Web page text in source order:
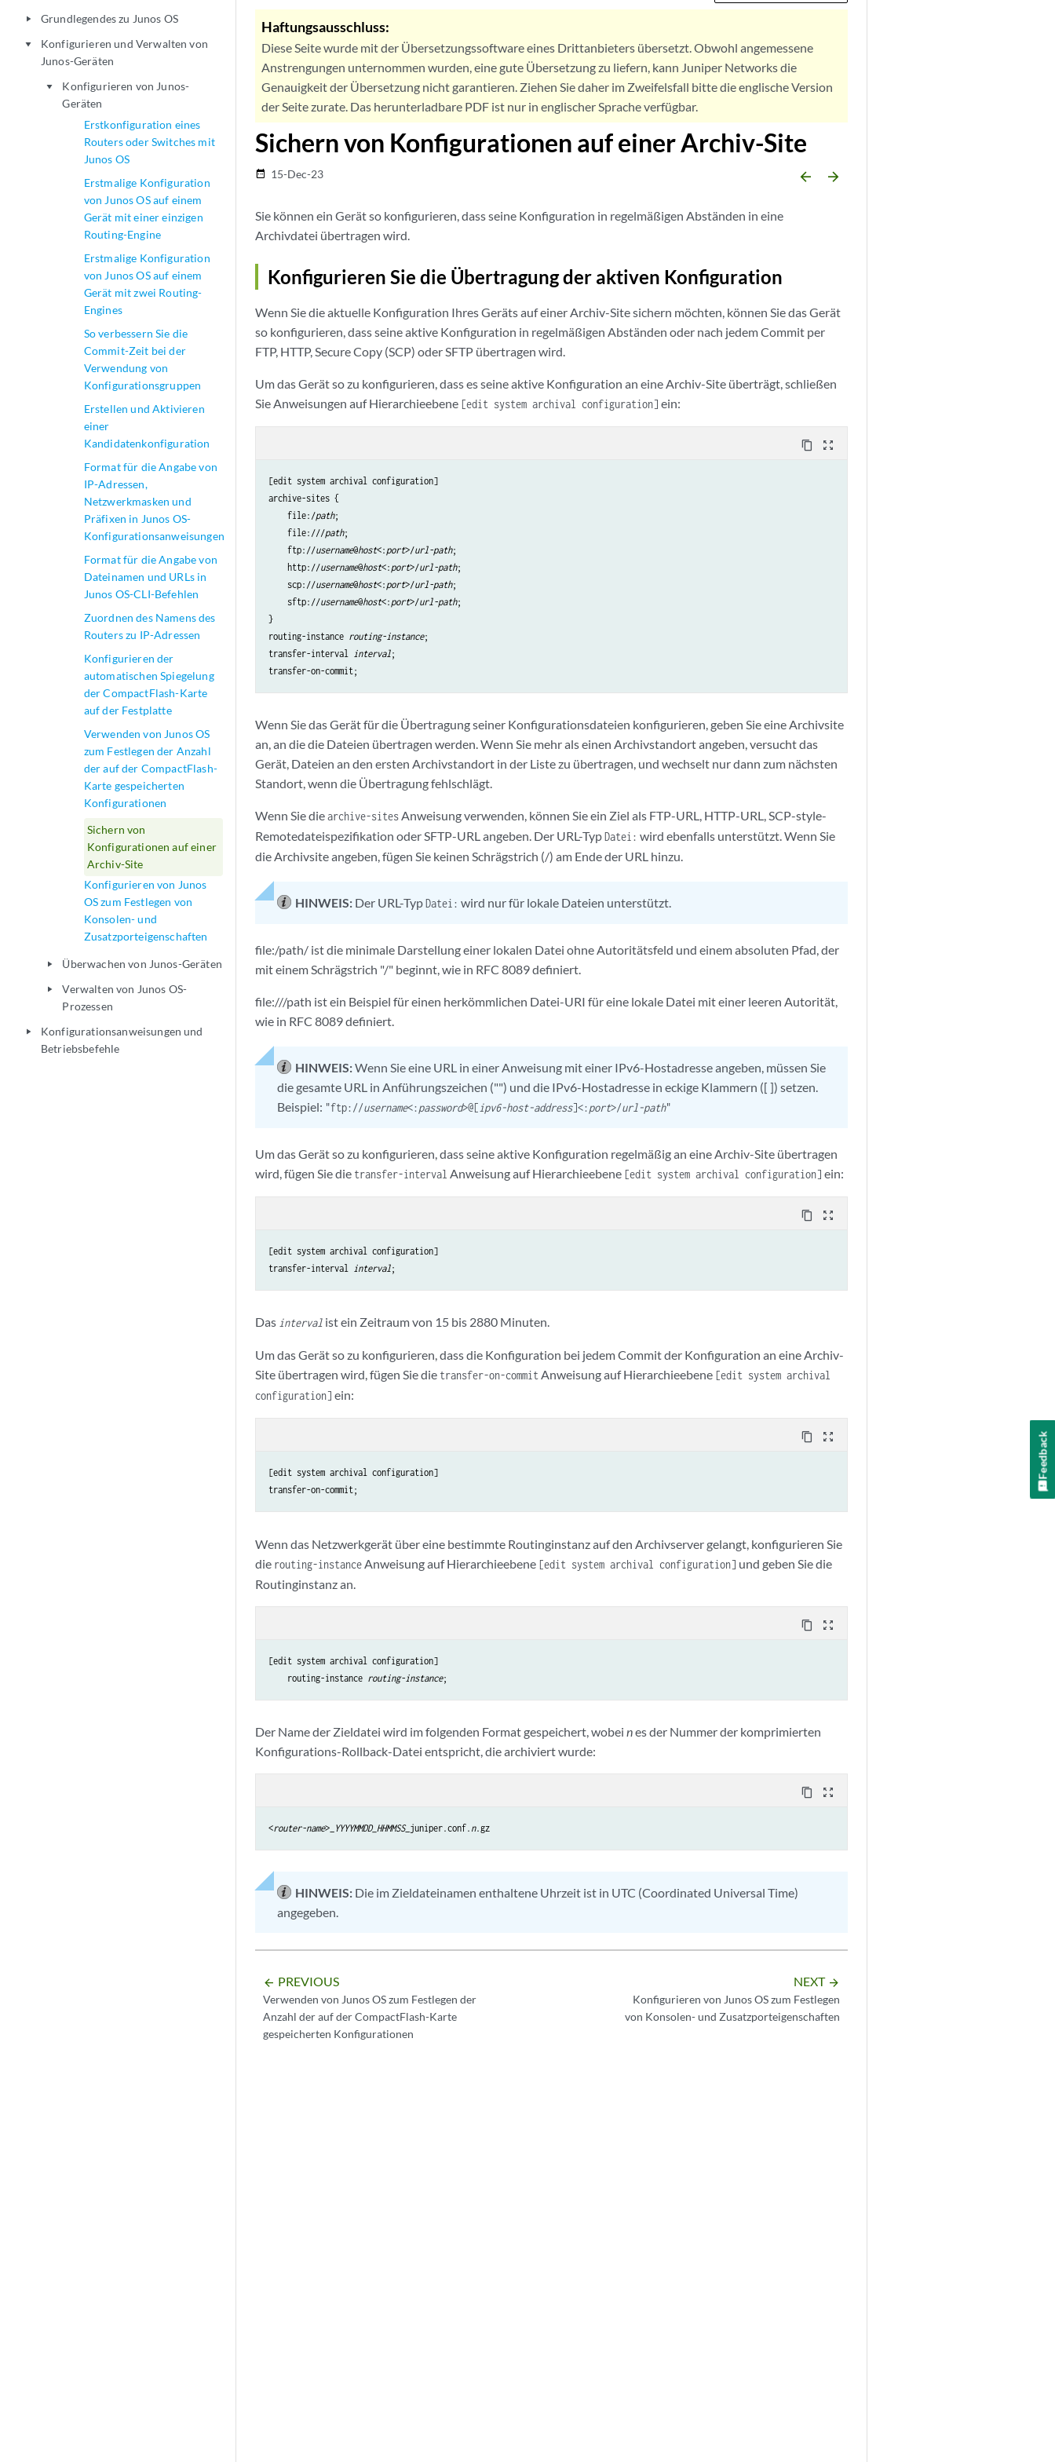
play_arrow Grundlegendes zu Junos OS
play_arrow
Konfigurieren und Verwalten von
Junos-Geräten
play_arrow
Konfigurieren von Junos-
Geräten
Erstkonfiguration eines
Routers oder Switches mit
Junos OS
Erstmalige Konfiguration
von Junos OS auf einem
Gerät mit einer einzigen
Routing-Engine
Erstmalige Konfiguration
von Junos OS auf einem
Gerät mit zwei Routing-
Engines
So verbessern Sie die
Commit-Zeit bei der
Verwendung von
Konfigurationsgruppen
Erstellen und Aktivieren
einer
Kandidatenkonfiguration
Format für die Angabe von
IP-Adressen,
Netzwerkmasken und
Präfixen in Junos OS-
Konfigurationsanweisungen
Format für die Angabe von
Dateinamen und URLs in
Junos OS-CLI-Befehlen
Zuordnen des Namens des
Routers zu IP-Adressen
Konfigurieren der
automatischen Spiegelung
der CompactFlash-Karte
auf der Festplatte
Verwenden von Junos OS
zum Festlegen der Anzahl
der auf der CompactFlash-
Karte gespeicherten
Konfigurationen
Sichern von
Konfigurationen auf einer
Archiv-Site
Konfigurieren von Junos
OS zum Festlegen von
Konsolen- und
Zusatzporteigenschaften
play_arrow Überwachen von Junos-Geräten
play_arrow
Verwalten von Junos OS-
Prozessen
play_arrow
Konfigurationsanweisungen und
Betriebsbefehle
Haftungsausschluss:
Diese Seite wurde mit der Übersetzungssoftware eines Drittanbieters übersetzt. Obwohl angemessene
Anstrengungen unternommen wurden, eine gute Übersetzung zu liefern, kann Juniper Networks die
Genauigkeit der Übersetzung nicht garantieren. Ziehen Sie daher im Zweifelsfall bitte die englische Version
der Seite zurate. Das herunterladbare PDF ist nur in englischer Sprache verfügbar.
Sichern von Konfigurationen auf einer Archiv-Site
date_range 15-Dec-23 arrow_backward arrow_forward
Sie können ein Gerät so konfigurieren, dass seine Konfiguration in regelmäßigen Abständen in eine
Archivdatei übertragen wird.
Konfigurieren Sie die Übertragung der aktiven Konfiguration
Wenn Sie die aktuelle Konfiguration Ihres Geräts auf einer Archiv-Site sichern möchten, können Sie das Gerät
so konfigurieren, dass seine aktive Konfiguration in regelmäßigen Abständen oder nach jedem Commit per
FTP, HTTP, Secure Copy (SCP) oder SFTP übertragen wird.
Um das Gerät so zu konfigurieren, dass es seine aktive Konfiguration an eine Archiv-Site überträgt, schließen
Sie Anweisungen auf Hierarchieebene [edit system archival configuration] ein:
content_copy zoom_out_map
[edit system archival configuration]
archive-sites {
    file:/
path;
    file:///
path;
    ftp://
username@host<:port>/url-path;
    http://
username@host<:port>/url-path;
    scp://
username@host<:port>/url-path;
    sftp://
username@host<:port>/url-path;
}
routing-instance routing-instance;
transfer-interval interval;
Wenn Sie das Gerät für die Übertragung seiner Konfigurationsdateien konfigurieren, geben Sie eine Archivsite
an, an die die Dateien übertragen werden. Wenn Sie mehr als einen Archivstandort angeben, versucht das
Gerät, Dateien an den ersten Archivstandort in der Liste zu übertragen, und wechselt nur dann zum nächsten
Standort, wenn die Übertragung fehlschlägt.
Wenn Sie diearchive-sitesAnweisung verwenden, können Sie ein Ziel als FTP-URL, HTTP-URL, SCP-style-
Remotedateispezifikation oder SFTP-URL angeben. Der URL-TypDatei: wird ebenfalls unterstützt. Wenn Sie
die Archivsite angeben, fügen Sie keinen Schrägstrich (/) am Ende der URL hinzu.
HINWEIS: Der URL-TypDatei: wird nur für lokale Dateien unterstützt.
file:/path/ ist die minimale Darstellung einer lokalen Datei ohne Autoritätsfeld und einem absoluten Pfad, der
mit einem Schrägstrich "/" beginnt, wie in RFC 8089 definiert.
file:///path ist ein Beispiel für einen herkömmlichen Datei-URI für eine lokale Datei mit einer leeren Autorität,
wie in RFC 8089 definiert.
HINWEIS:Wenn Sie eine URL in einer Anweisung mit einer IPv6-Hostadresse angeben, müssen Sie
die gesamte URL in Anführungszeichen ("") und die IPv6-Hostadresse in eckige Klammern ([ ]) setzen.
Beispiel: "ftp://username<:password>@[ ipv6-host-address]<:port>/url-path"
Um das Gerät so zu konfigurieren, dass seine aktive Konfiguration regelmäßig an eine Archiv-Site übertragen
wird, fügen Sie die transfer-interval Anweisung auf Hierarchieebene [edit system archival configuration] ein:
content_copy zoom_out_map
[edit system archival configuration]
transfer-interval interval
Das interval ist ein Zeitraum von 15 bis 2880 Minuten.
Um das Gerät so zu konfigurieren, dass die Konfiguration bei jedem Commit der Konfiguration an eine Archiv-
Site übertragen wird, fügen Sie die transfer-on-commitAnweisung auf Hierarchieebene [edit system archival
configuration] ein:
content_copy zoom_out_map
[edit system archival configuration]
Wenn das Netzwerkgerät über eine bestimmte Routinginstanz auf den Archivserver gelangt, konfigurieren Sie
die routing-instance Anweisung auf Hierarchieebene [edit system archival configuration] und geben Sie die
Routinginstanz an.
content_copy zoom_out_map
[edit system archival configuration]
    routing-instance
routing-instance
Der Name der Zieldatei wird im folgenden Format gespeichert, wobei nes der Nummer der komprimierten
Konfigurations-Rollback-Datei entspricht, die archiviert wurde:
content_copy zoom_out_map
<router-name>_ YYYYMMDD_HHMMSS_juniper.conf. n
HINWEIS: Die im Zieldateinamen enthaltene Uhrzeit ist in UTC (Coordinated Universal Time)
angegeben.
arrow_backward PREVIOUS
Verwenden von Junos OS zum Festlegen der
Anzahl der auf der CompactFlash-Karte
gespeicherten Konfigurationen
NEXT arrow_forward
Konfigurieren von Junos OS zum Festlegen
von Konsolen- und Zusatzporteigenschaften
Feedback